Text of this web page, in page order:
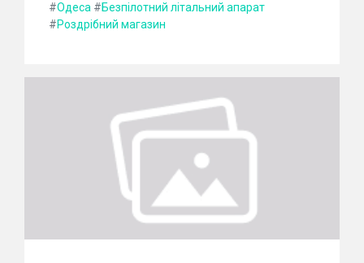
#Одеса #Безпілотний літальний апарат
#Роздрібний магазин